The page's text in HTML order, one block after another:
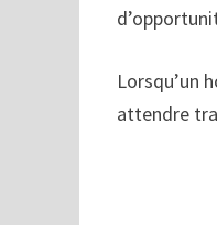
Lorsqu’un
attendre